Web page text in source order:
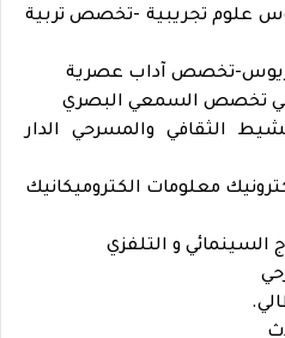
علوم تجريبية -تخصص تربية
تخصص آداب عصرية
تخصص السمعي البصري
الثقافي والمسرحي الدار
معلومات الكتروميكانيك
السينمائي و التلفزي